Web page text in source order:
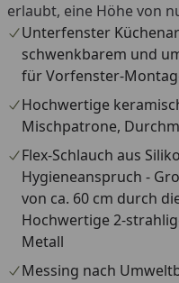
erlaubt, eine Höhe von
Unterfenster
schwenkbarem und
für Vorfenster-
Hochwertige
Mischpatrone,
Flex-Schlauch aus
Hygieneanspruch -
von ca. 60 cm durch
Hochwertige 2-
Metall
Messing nach